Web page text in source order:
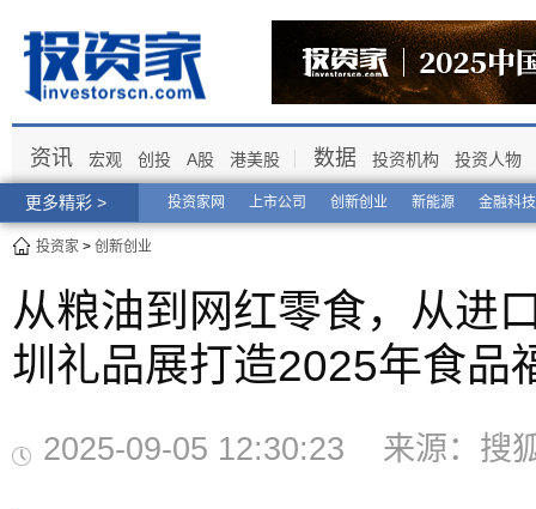
更多精彩 > 投资家网 上市公司 创新创业 新能源 金融科技
资讯 宏观 创投 A股 港美股 数据 投资机构 投资人物
投资家 > 创新创业
从粮油到网红零食，从进
圳礼品展打造2025年食品
2025-09-05 12:30:23 来源：